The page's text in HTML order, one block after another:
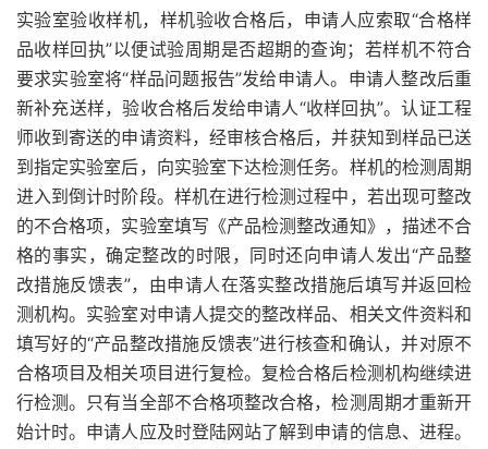
实验室验收样机，样机验收合格后，申请人应索取“合格样
品收样回执”以便试验周期是否超期的查询；若样机不符合
要求实验室将“样品问题报告”发给申请人。申请人整改后重
新补充送样，验收合格后发给申请人“收样回执”。认证工程
师收到寄送的申请资料，经审核合格后，并获知到样品已送
到指定实验室后，向实验室下达检测任务。样机的检测周期
进入到倒计时阶段。样机在进行检测过程中，若出现可整改
的不合格项，实验室填写《产品检测整改通知》，描述不合
格的事实，确定整改的时限，同时还向申请人发出“产品整
改措施反馈表”，由申请人在落实整改措施后填写并返回检
测机构。实验室对申请人提交的整改样品、相关文件资料和
填写好的“产品整改措施反馈表”进行核查和确认，并对原不
合格项目及相关项目进行复检。复检合格后检测机构继续进
行检测。只有当全部不合格项整改合格，检测周期才重新开
始计时。申请人应及时登陆网站了解到申请的信息、进程。